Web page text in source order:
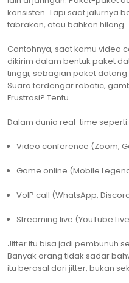
konsisten. Tapi saat jalurnya
tabrakan, atau bahkan hilang.
Contohnya, saat kamu video
dikirim dalam bentuk paket
tinggi, sebagian paket
Suara terdengar robotic,
Frustrasi? Tentu.
Dalam dunia real-time seperti:
Video conference (Zoom,
Game online (Mobile
VoIP call (WhatsApp,
Streaming live (YouTube
Jitter itu bisa jadi pembunuh
Banyak orang tidak sadar
itu berasal dari jitter, bukan